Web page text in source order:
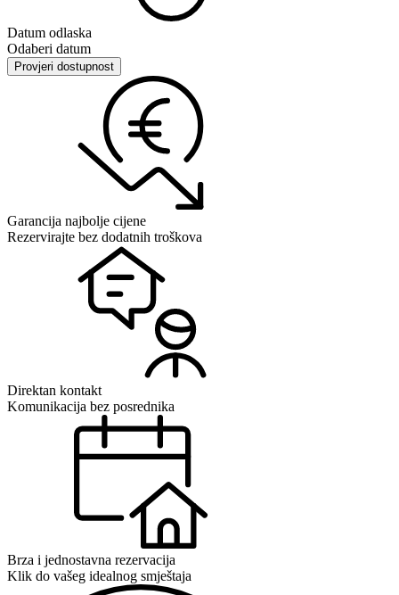
Datum odlaska
Odaberi datum
Provjeri dostupnost
Garancija najbolje cijene
Rezervirajte bez dodatnih troškova
Direktan kontakt
Komunikacija bez posrednika
Brza i jednostavna rezervacija
Klik do vašeg idealnog smještaja